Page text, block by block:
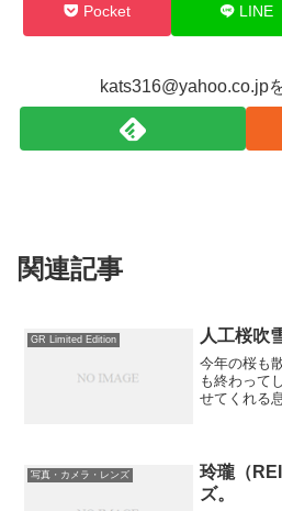
Pocket LINE
kats316@yahoo.co.jp
関連記事
GR Limited Edition 人工桜吹
今年の桜も
も終わって
せてくれる
写真・カメラ・レンズ
玲瓏（
ズ。